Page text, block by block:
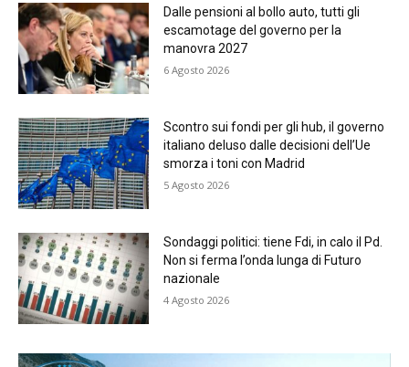
Dalle pensioni al bollo auto, tutti gli
escamotage del governo per la
manovra 2027
6 Agosto 2026
Scontro sui fondi per gli hub, il governo
italiano deluso dalle decisioni dell’Ue
smorza i toni con Madrid
5 Agosto 2026
Sondaggi politici: tiene Fdi, in calo il Pd.
Non si ferma l’onda lunga di Futuro
nazionale
4 Agosto 2026